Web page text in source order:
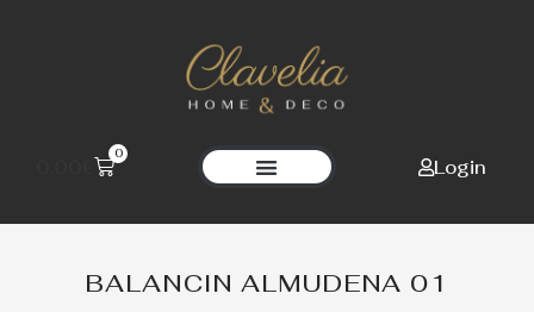
0
Login
BALANCIN ALMUDENA 01